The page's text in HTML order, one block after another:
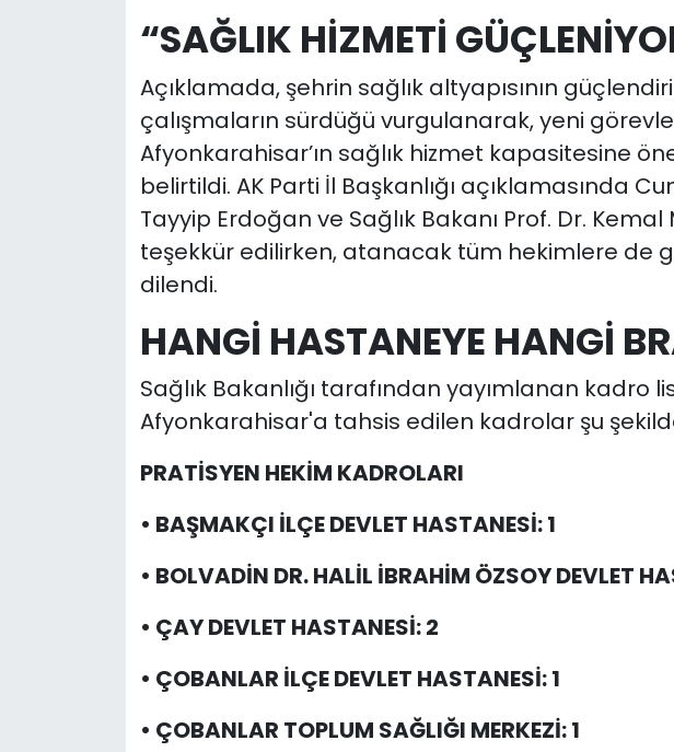
“SAĞLIK HİZMETİ
Açıklamada, şehrin sağlık altyapısının
çalışmaların sürdüğü vurgulanarak, yeni
Afyonkarahisar’ın sağlık hizmet kapasitesine
belirtildi. AK Parti İl Başkanlığı açıklamasında
Tayyip Erdoğan ve Sağlık Bakanı Prof. Dr. Kemal
teşekkür edilirken, atanacak tüm hekimlere de
dilendi.
HANGİ HASTANEYE HANGİ
Sağlık Bakanlığı tarafından yayımlanan kadro
Afyonkarahisar'a tahsis edilen kadrolar şu
PRATİSYEN HEKİM KADROLARI
• BAŞMAKÇI İLÇE DEVLET HASTANESİ: 1
• BOLVADİN DR. HALİL İBRAHİM ÖZSOY DEVLET
• ÇAY DEVLET HASTANESİ: 2
• ÇOBANLAR İLÇE DEVLET HASTANESİ: 1
• ÇOBANLAR TOPLUM SAĞLIĞI MERKEZİ: 1